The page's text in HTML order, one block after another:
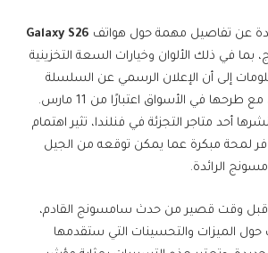
عن تفاصيل مهمة حول هواتف Galaxy S26
في ذلك الألوان وخيارات السعة التخزينية
إلى أن الإعلان الرسمي عن السلسلة
سيكون في 25 فبراير، مع طرحها في الأسواق اعتبارًا من 11 مارس.
أحد متاجر التجزئة في فنلندا، تثير اهتمام
لمحة مبكرة عما يمكن توقعه من الجيل
الرائدة.
قبل وقت قصير من حدث سامسونج القادم،
حول الميزات والتحسينات التي ستقدمها